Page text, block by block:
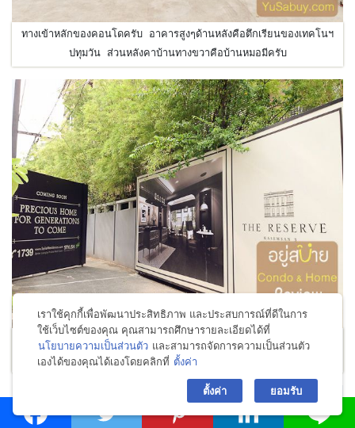
ทางเข้าหลักของคอนโดครับ อาคารสูงๆด้านหลังคือตึกเรียนของเทคโนฯ
ปทุมวัน ส่วนหลังคาบ้านทางขวาคือบ้านหมอมีครับ
ตรงนี้เป็นทางเข้ารอง แต่ตกแต่งไว้สวยกว่าทางเข้าหลักอีก เพราะว่าอยู่ใกล้
ปากซอยกว่านั่นเอง
เราใช้คุกกี้เพื่อพัฒนาประสิทธิภาพ และประสบการณ์ที่ดีในการ
ใช้เว็บไซต์ของคุณ คุณสามารถศึกษารายละเอียดได้ที่
นโยบายความเป็นส่วนตัว และสามารถจัดการความเป็นส่วนตัว
เองได้ของคุณได้เองโดยคลิกที่ ตั้งค่า
ตั้งค่า ยอมรับ